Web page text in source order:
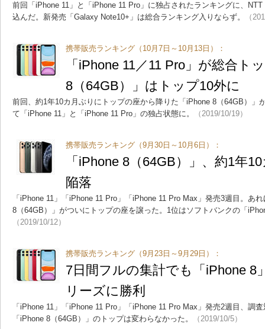
前回「iPhone 11」と「iPhone 11 Pro」に独占されたランキングに、
込んだ。新発売「Galaxy Note10+」は総合ランキング入りならず。
（
携帯販売ランキング（10月7日～10月13日）：
「iPhone 11／11 Pro」が総合
8（64GB）」はトップ10外に
前回、約1年10カ月ぶりにトップの座から降りた「iPhone 8（64GB）」
て「iPhone 11」と「iPhone 11 Pro」の独占状態に。
（2019/10/19）
携帯販売ランキング（9月30日～10月6日）：
「iPhone 8（64GB）」、約1年
陥落
「iPhone 11」「iPhone 11 Pro」「iPhone 11 Pro Max」発売3週目。あ
8（64GB）」がついにトップの座を譲った。1位はソフトバンクの「
（2019/10/12）
携帯販売ランキング（9月23日～9月29日）：
7日間フルの集計でも「iPhone 8
リーズに勝利
「iPhone 11」「iPhone 11 Pro」「iPhone 11 Pro Max」発売2週目、調
「iPhone 8（64GB）」のトップは変わらなかった。
（2019/10/5）